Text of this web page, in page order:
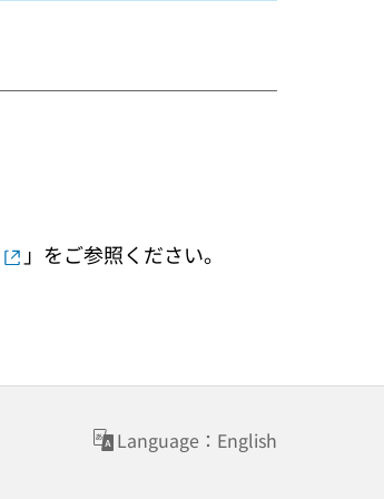
」をご参照ください。
Language：English